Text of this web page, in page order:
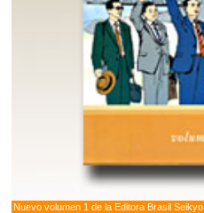
Nuevo volumen 1 de la Editora Brasil Seikyo